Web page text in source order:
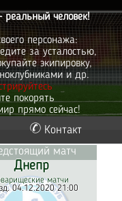
человек!
персонажа:
за усталостью,
экипировку,
и др.
покорять
прямо сейчас!
Контакт
матч
Днепр
матчи
04.12.2020 21:00